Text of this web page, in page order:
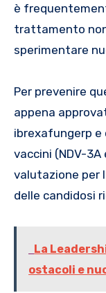
è
trattamento
sperimentare
Per prevenire
appena
ibrexafungerp e
vaccini (NDV-
valutazione per
delle candidosi
La
ostacoli e